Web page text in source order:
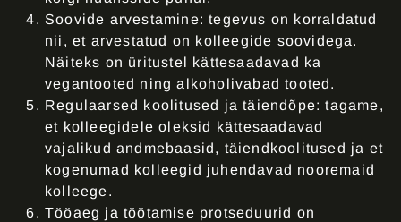
Soovide arvestamine: tegevus on korraldatud
nii, et arvestatud on kolleegide soovidega.
Näiteks on üritustel kättesaadavad ka
vegantooted ning alkoholivabad tooted.
Regulaarsed koolitused ja täiendõpe: tagame,
et kolleegidele oleksid kättesaadavad
vajalikud andmebaasid, täiendkoolitused ja et
kogenumad kolleegid juhendavad nooremaid
kolleege.
Tööaeg ja töötamise protseduurid on